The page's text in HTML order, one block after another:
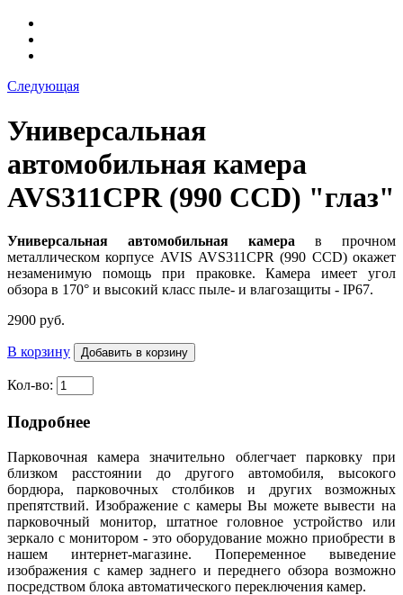
Следующая
Универсальная
автомобильная камера
AVS311CPR (990 CCD) "глаз"
Универсальная автомобильная камера в прочном
металлическом корпусе AVIS AVS311CPR (990 CCD) окажет
незаменимую помощь при праковке. Камера имеет угол
обзора в 170° и высокий класс пыле- и влагозащиты - IP67.
2900 руб.
В корзину
Кол-во:
Подробнее
Парковочная камера значительно облегчает парковку при
близком расстоянии до другого автомобиля, высокого
бордюра, парковочных столбиков и других возможных
препятствий. Изображение с камеры Вы можете вывести на
парковочный монитор, штатное головное устройство или
зеркало с монитором - это оборудование можно приобрести в
нашем интернет-магазине. Попеременное выведение
изображения с камер заднего и переднего обзора возможно
посредством блока автоматического переключения камер.